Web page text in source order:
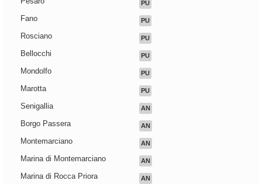
PU
Fano PU
Rosciano PU
Bellocchi PU
Mondolfo PU
Marotta PU
Senigallia AN
Borgo Passera AN
Montemarciano AN
Marina di Montemarciano AN
Marina di Rocca Priora AN